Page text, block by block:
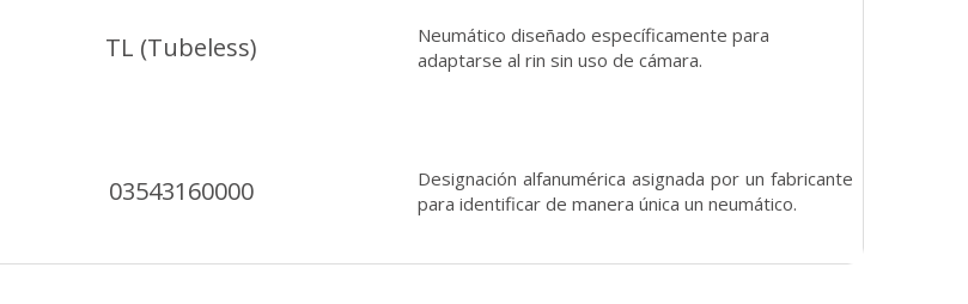
TL (Tubeless)
Neumático diseñado específicamente para
adaptarse al rin sin uso de cámara.
03543160000
Designación alfanumérica asignada por un fabricante
para identificar de manera única un neumático.